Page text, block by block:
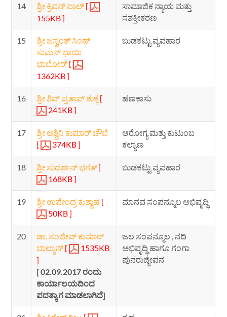
14 ಶ್ರೀ ಕ್ರಿಷನ್ ಪಾಲ್ [
155KB ]
ಸಾಮಾಜಿಕ ನ್ಯಾಯ ಮತ್ತು
ಸಶಕ್ತೀಕರಣ
15
ಶ್ರೀ ಜಸ್ವಂತ್ ಸಿಂಹ್
ಸುಮನ್ ಭಾಯಿ
ಭಾಬೋರ್ [
1362KB ]
ಬುಡಕಟ್ಟು ವ್ಯವಹಾರ
16 ಶ್ರೀ ಶಿವ್ ಪ್ರತಾಪ್ ಶುಕ್ಲ [
241KB ]
ಹಣಕಾಸು
17
ಶ್ರೀ ಅಶ್ವಿನಿ ಕುಮಾರ್ ಚೌಬೆ
[
374KB ]
ಆರೋಗ್ಯ ಮತ್ತು ಕುಟುಂಬ
ಕಲ್ಯಾಣ
18 ಶ್ರೀ ಸುದರ್ಶನ್ ಭಗತ್[
168KB ]
ಬುಡಕಟ್ಟು ವ್ಯವಹಾರ
19 ಶ್ರೀ ಉಪೇಂದ್ರ ಕುಶ್ವಾಹ [
50KB ]
ಮಾನವ ಸಂಪನ್ಮೂಲ ಅಭಿವೃದ್ಧಿ
20
ಡಾ. ಸಂಜೀವ್ ಕುಮಾರ್
ಬಾಲ್ಯಾನ್ [
1535KB
]
[ 02.09.2017 ರಂದು
ಕಾರ್ಯಾಲಯದಿಂದ
ಪದತ್ಯಾಗ ಮಾಡಲಾಗಿದೆ]
ಜಲ ಸಂಪನ್ಮೂಲ , ನದಿ
ಅಭಿವೃದ್ಧಿ ಹಾಗೂ ಗಂಗಾ
ಪುನರುಜ್ಜೀವನ